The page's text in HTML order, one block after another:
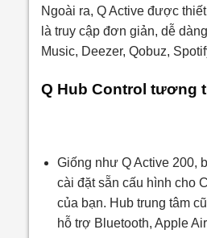
Ngoài ra, Q Active được
là truy cập đơn giản, dễ
Music, Deezer, Qobuz,
Q Hub Control tương
Giống như Q Active 200,
cài đặt sẵn cấu hình cho
của bạn. Hub trung tâm
hỗ trợ Bluetooth, Apple